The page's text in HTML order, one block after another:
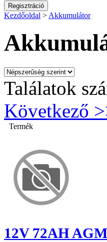
Kezdőoldal > Akkumulátor
Találatok
Következő
Termék
12V 72AH